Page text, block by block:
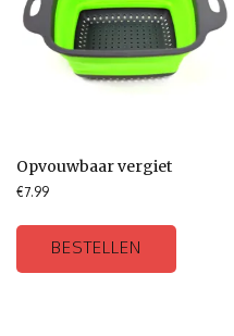
Opvouwbaar vergiet
€7.99
BESTELLEN